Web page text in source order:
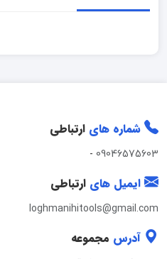
شماره های ارتباطی
09046575603
-
ایمیل های ارتباطی
loghmanihitools@gmail.com
آدرس مجموعه